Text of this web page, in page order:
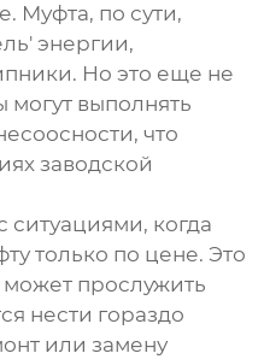
Муфта, по сути,
энергии,
Но это еще не
выполнять
что
заводской
ситуациями, когда
только по цене. Это
прослужить
нести гораздо
или замену